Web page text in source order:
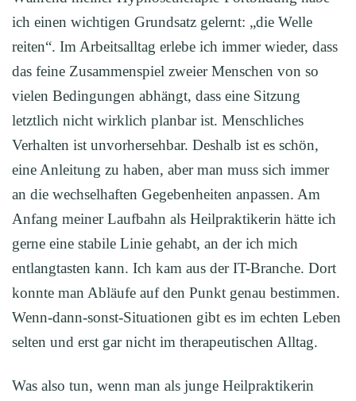
ich einen wichtigen Grundsatz gelernt: „die Welle
reiten“. Im Arbeitsalltag erlebe ich immer wieder, dass
das feine Zusammenspiel zweier Menschen von so
vielen Bedingungen abhängt, dass eine Sitzung
letztlich nicht wirklich planbar ist. Menschliches
Verhalten ist unvorhersehbar. Deshalb ist es schön,
eine Anleitung zu haben, aber man muss sich immer
an die wechselhaften Gegebenheiten anpassen. Am
Anfang meiner Laufbahn als Heilpraktikerin hätte ich
gerne eine stabile Linie gehabt, an der ich mich
entlangtasten kann. Ich kam aus der IT-Branche. Dort
konnte man Abläufe auf den Punkt genau bestimmen.
Wenn-dann-sonst-Situationen gibt es im echten Leben
selten und erst gar nicht im therapeutischen Alltag.
Was also tun, wenn man als junge Heilpraktikerin